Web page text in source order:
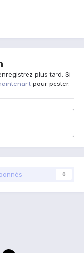
plus tard. Si
pour poster.
0